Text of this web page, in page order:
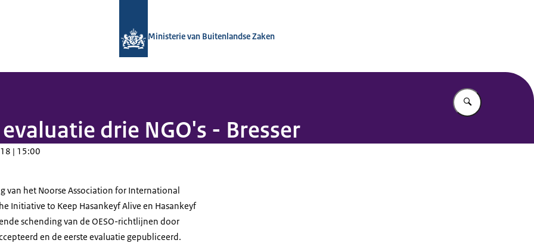
Ministerie van Buitenlandse Zaken
Vul in wat u
drie NGO's - Bresser
| 15:00
van het Noorse Association for International
Initiative to Keep Hasankeyf Alive en Hasankeyf
schending van de OESO-richtlijnen door
en de eerste evaluatie gepubliceerd.